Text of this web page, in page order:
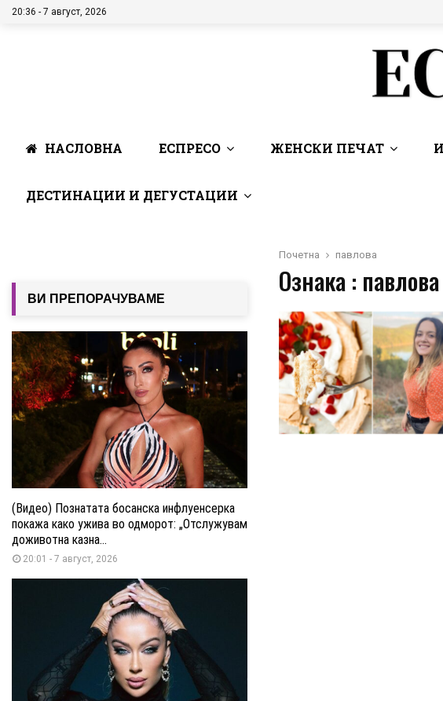
20:36 - 7 август, 2026
НАСЛОВНА ЕСПРЕСО ЖЕНСКИ ПЕЧАТ
ДЕСТИНАЦИИ И ДЕГУСТАЦИИ
Почетна павлова
Ознака : павлова
ВИ ПРЕПОРАЧУВАМЕ
(Видео) Познатата босанска инфлуенсерка
покажа како ужива во одморот: „Отслужувам
доживотна казна...
20:01 - 7 август, 2026